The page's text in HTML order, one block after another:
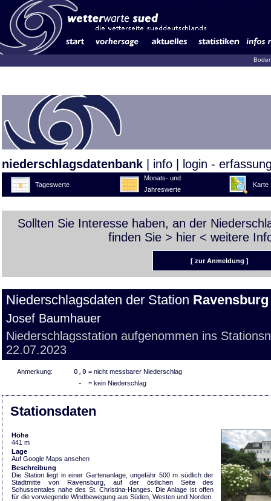
niederschlagsdatenbank info login -
Tageswerte
Monats- und
Jahreswerte
Karte
Sollten Sie Interesse haben, an der
finden Sie > hier < weitere
[ zur Anmeldung ]
Niederschlagsdaten der Station Ravensburg
Josef Baumhauer
Niederschlagsstation aufgenommen ins
22.07.2023
Anmerkung: 0,0 = nicht messbarer Niederschlag
- = kein Niederschlag
Stationsdaten
Höhe
441 m
Lage
Auf Google Maps ansehen
Beschreibung
Die Station liegt in einer Gartenanlage, ungefähr 500 m südlich der
Stadtmitte von Ravensburg, auf der östlichen Seite des
Schussentales nahe des St. Christina-Hanges. Die Anlage ist offen
für die vorwiegende Windbewegung aus Süden, Westen und Norden.